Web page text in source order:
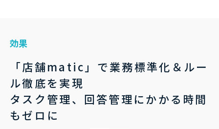
効果
「店舗matic」で業務標準化＆ルー
ル徹底を実現
タスク管理、回答管理にかかる時間
もゼロに